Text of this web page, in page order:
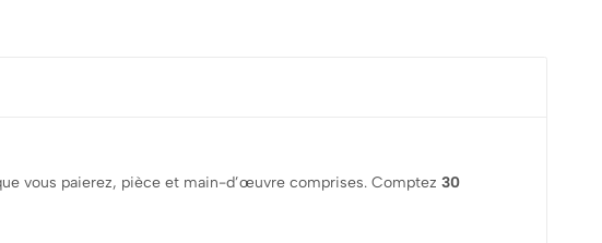
vous paierez, pièce et main-d’œuvre comprises. Comptez 30